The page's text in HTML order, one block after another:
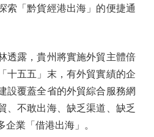
索「黔貨經港出海」的便捷通
露，貴州將實施外貿主體倍
十五五」末，有外貿實績的企
設覆蓋全省的外貿綜合服務網
、不敢出海、缺乏渠道、缺乏
業「借港出海」。